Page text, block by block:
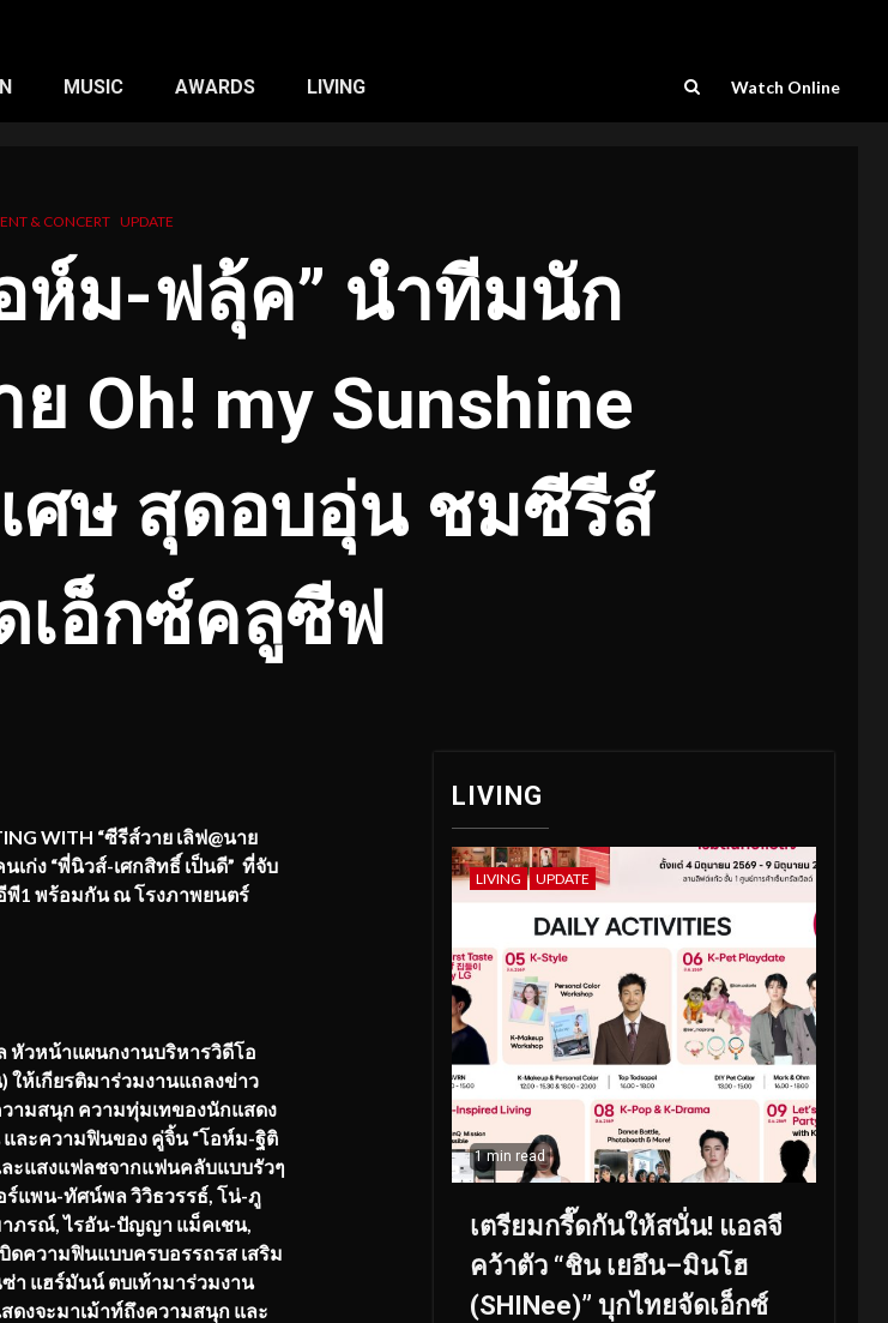
MUSIC AWARDS LIVING Watch Online
& CONCERT UPDATE
ห์ม-ฟลุ้ค” นำทีมนัก
Oh! my Sunshine
ศษ สุดอบอุ่น ชมซีรีส์
เอ็กซ์คลูซีฟ
WITH “ซีรีส์วาย เลิฟ@นาย
เก่ง “พี่นิวส์-เศกสิทธิ์ เป็นดี” ที่จับ
พี1 พร้อมกัน ณ โรงภาพยนตร์
หัวหน้าแผนกงานบริหารวิดีโอ
ให้เกียรติมาร่วมงานแถลงข่าว
ามสนุก ความทุ่มเทของนักแสดง
และความฟินของ คู่จิ้น“โอห์ม-ฐิติ
ละแสงแฟลชจากแฟนคลับแบบรัวๆ
ร์แพน-ทัศน์พล วิวิธวรรธ์, โน่-ภู
าภรณ์, ไรอัน-ปัญญา แม็คเชน,
ดความฟินแบบครบอรรถรส เสริม
า แฮร์มันน์ตบเท้ามาร่วมงาน
ดงจะมาเม้าท์ถึงความสนุก และ
LIVING
LIVING UPDATE
1 min read
เตรียมกรี๊ดกันให้สนั่น! แอลจี
คว้าตัว “ชิน เยอึน–มินโฮ
(SHINee)” บุกไทยจัดเอ็กซ์